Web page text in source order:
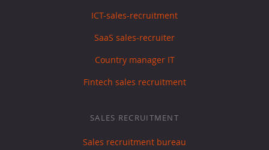
ICT-sales-recruitment
SaaS sales-recruiter
Country manager IT
Fintech sales recruitment
SALES RECRUITMENT
Sales recruitment bureau